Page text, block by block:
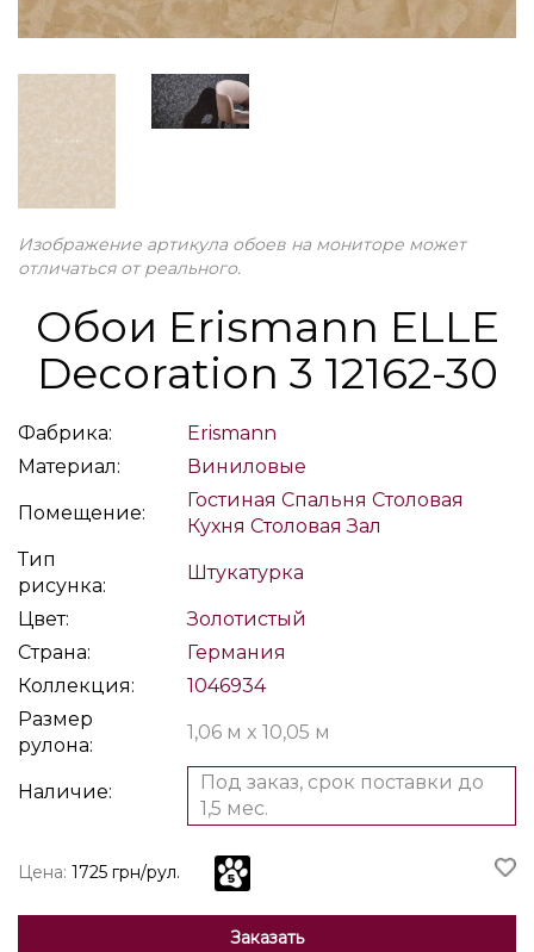
Изображение артикула обоев на мониторе может
отличаться от реального.
Обои Erismann ELLE
Decoration 3 12162-30
Фабрика:
Erismann
Материал:
Виниловые
Помещение:
Гостиная Спальня Столовая
Кухня Столовая Зал
Тип
рисунка:
Штукатурка
Цвет:
Золотистый
Страна:
Германия
Коллекция:
1046934
Размер
рулона:
1,06 м x 10,05 м
Наличие:
Под заказ, срок поставки до
1,5 мес.
Цена: 1725 грн/рул.
Заказать